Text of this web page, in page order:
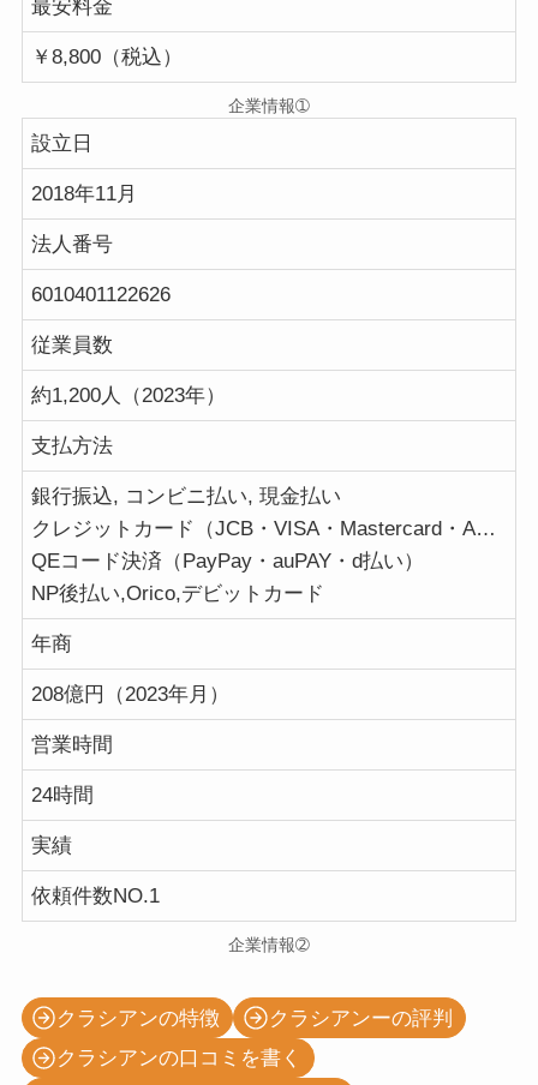
最安料金
￥8,800（税込）
企業情報➀
設立日
2018年11月
法人番号
6010401122626
従業員数
約1,200人（2023年）
支払方法
銀行振込, コンビニ払い, 現金払い
クレジットカード（JCB・VISA・Mastercard・AMERICANEXPRESS・DC・NICOS・SAISON）
QEコード決済（PayPay・auPAY・d払い）
NP後払い,Orico,デビットカード
年商
208億円（2023年月）
営業時間
24時間
実績
依頼件数NO.1
企業情報➁
クラシアンの特徴
クラシアンーの評判
クラシアンの口コミを書く